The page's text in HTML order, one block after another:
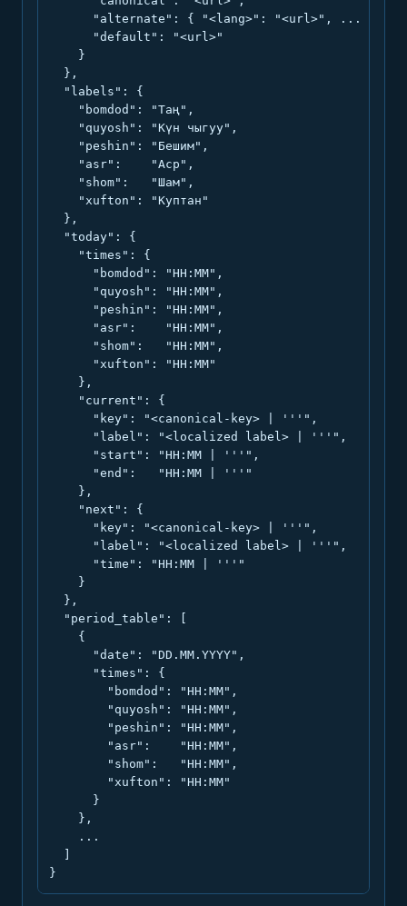
      "alternate": { "<lang>": "<url>", ... },
      "default": "<url>"
    }
  },
  "labels": {
    "bomdod": "Таң",
    "quyosh": "Күн чыгуу",
    "peshin": "Бешим",
    "asr":    "Аср",
    "shom":   "Шам",
    "xufton": "Куптан"
  },
  "today": {
    "times": {
      "bomdod": "HH:MM",
      "quyosh": "HH:MM",
      "peshin": "HH:MM",
      "asr":    "HH:MM",
      "shom":   "HH:MM",
      "xufton": "HH:MM"
    },
    "current": {
      "key": "<canonical-key> | '''",
      "label": "<localized label> | '''",
      "start": "HH:MM | '''",
      "end":   "HH:MM | '''"
    },
    "next": {
      "key": "<canonical-key> | '''",
      "label": "<localized label> | '''",
      "time": "HH:MM | '''"
    }
  },
  "period_table": [
    {
      "date": "DD.MM.YYYY",
      "times": {
        "bomdod": "HH:MM",
        "quyosh": "HH:MM",
        "peshin": "HH:MM",
        "asr":    "HH:MM",
        "shom":   "HH:MM",
        "xufton": "HH:MM"
      }
    },
    ...
}